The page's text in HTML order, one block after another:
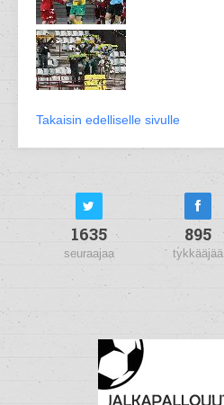
Takaisin edelliselle sivulle
1635
seuraajaa
895
tykkääjää